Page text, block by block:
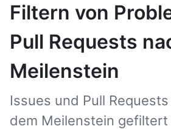
Filtern von
Pull Requests
Meilenstein
Issues und Pull
dem Meilenstein